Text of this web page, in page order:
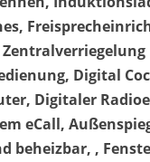
Digital
Digitaler
eCall,
beheizbar, ,